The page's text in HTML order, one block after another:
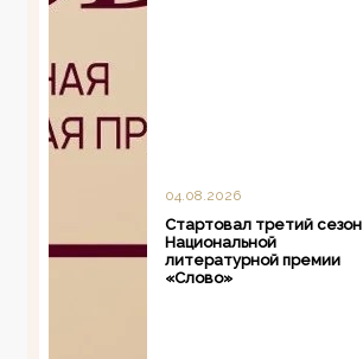
04.08.2026
Стартовал третий сезон
Национальной
литературной премии
«Слово»